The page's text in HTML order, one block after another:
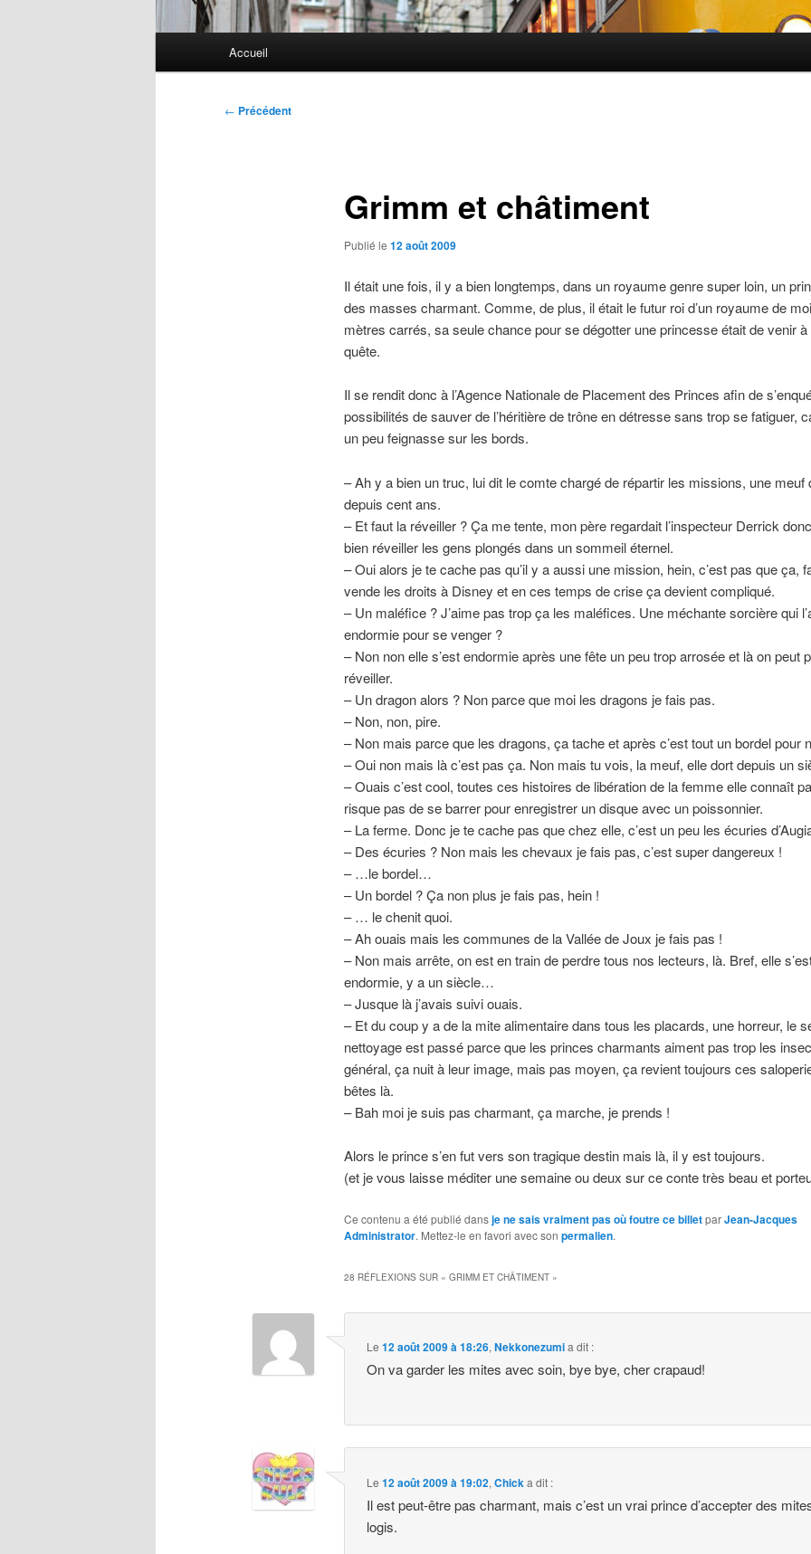
Accueil
Navigation
← Précédent
Grimm et châtiment
Publié le 12 août 2009
Il était une fois, il y a bien longtemps, dans un royaume genre super loin, un
des masses charmant. Comme, de plus, il était le futur roi d’un royaume de
mètres carrés, sa seule chance pour se dégotter une princesse était de venir à
quête.
Il se rendit donc à l’Agence Nationale de Placement des Princes afin de
possibilités de sauver de l’héritière de trône en détresse sans trop se fatiguer,
un peu feignasse sur les bords.
– Ah y a bien un truc, lui dit le comte chargé de répartir les missions, une meuf
depuis cent ans.
– Et faut la réveiller ? Ça me tente, mon père regardait l’inspecteur Derrick
bien réveiller les gens plongés dans un sommeil éternel.
– Oui alors je te cache pas qu’il y a aussi une mission, hein, c’est pas que ça,
vende les droits à Disney et en ces temps de crise ça devient compliqué.
– Un maléfice ? J’aime pas trop ça les maléfices. Une méchante sorcière qui
endormie pour se venger ?
– Non non elle s’est endormie après une fête un peu trop arrosée et là on peut
réveiller.
– Un dragon alors ? Non parce que moi les dragons je fais pas.
– Non, non, pire.
– Non mais parce que les dragons, ça tache et après c’est tout un bordel pour
– Oui non mais là c’est pas ça. Non mais tu vois, la meuf, elle dort depuis un
– Ouais c’est cool, toutes ces histoires de libération de la femme elle connaît
risque pas de se barrer pour enregistrer un disque avec un poissonnier.
– La ferme. Donc je te cache pas que chez elle, c’est un peu les écuries
– Des écuries ? Non mais les chevaux je fais pas, c’est super dangereux !
– …le bordel…
– Un bordel ? Ça non plus je fais pas, hein !
– … le chenit quoi.
– Ah ouais mais les communes de la Vallée de Joux je fais pas !
– Non mais arrête, on est en train de perdre tous nos lecteurs, là. Bref, elle
endormie, y a un siècle…
– Jusque là j’avais suivi ouais.
– Et du coup y a de la mite alimentaire dans tous les placards, une horreur, le
nettoyage est passé parce que les princes charmants aiment pas trop les
général, ça nuit à leur image, mais pas moyen, ça revient toujours ces
bêtes là.
– Bah moi je suis pas charmant, ça marche, je prends !
Alors le prince s’en fut vers son tragique destin mais là, il y est toujours.
(et je vous laisse méditer une semaine ou deux sur ce conte très beau et
Ce contenu a été publié dansje ne sais vraiment pas où foutre ce billetparJean-Jacques
Administrator. Mettez-le en favori avec son permalien.
28 RÉFLEXIONS SUR « GRIMM ET CHÂTIMENT»
Le12 août 2009 à 18:26,Nekkonezumia dit :
On va garder les mites avec soin, bye bye, cher crapaud!
Le12 août 2009 à 19:02,Chicka dit :
Il est peut-être pas charmant, mais c’est un vrai prince d’accepter des
logis.